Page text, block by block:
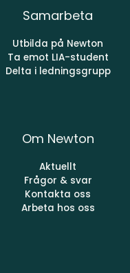
Samarbeta
Utbilda på Newton
Ta emot LIA-student
Delta i ledningsgrupp
Om Newton
Aktuellt
Frågor & svar
Kontakta oss
Arbeta hos oss